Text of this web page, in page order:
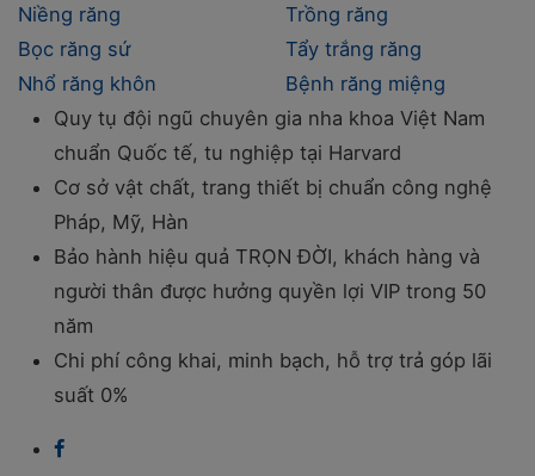
Niềng răng
Trồng răng
Bọc răng sứ
Tẩy trắng răng
Nhổ răng khôn
Bệnh răng miệng
Quy tụ đội ngũ chuyên gia nha khoa Việt Nam
chuẩn Quốc tế, tu nghiệp tại Harvard
Cơ sở vật chất, trang thiết bị chuẩn công nghệ
Pháp, Mỹ, Hàn
Bảo hành hiệu quả TRỌN ĐỜI, khách hàng và
người thân được hưởng quyền lợi VIP trong 50
năm
Chi phí công khai, minh bạch, hỗ trợ trả góp lãi
suất 0%